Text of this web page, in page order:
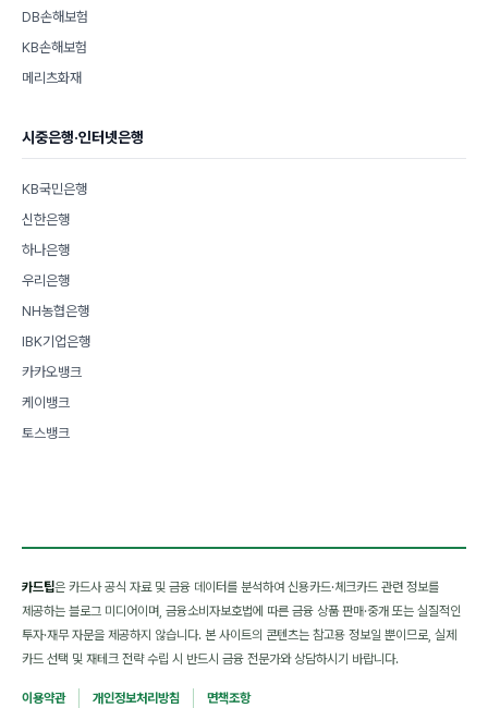
DB손해보험
KB손해보험
메리츠화재
시중은행·인터넷은행
KB국민은행
신한은행
하나은행
우리은행
NH농협은행
IBK기업은행
카카오뱅크
케이뱅크
토스뱅크
카드팁은 카드사 공식 자료 및 금융 데이터를 분석하여 신용카드·체크카드 관련 정보를
제공하는 블로그 미디어이며, 금융소비자보호법에 따른 금융 상품 판매·중개 또는 실질적인
투자·재무 자문을 제공하지 않습니다. 본 사이트의 콘텐츠는 참고용 정보일 뿐이므로, 실제
카드 선택 및 재테크 전략 수립 시 반드시 금융 전문가와 상담하시기 바랍니다.
이용약관 개인정보처리방침 면책조항